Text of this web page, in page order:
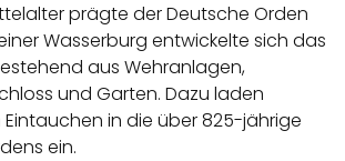
prägte der Deutsche Orden
Wasserburg entwickelte sich das
aus Wehranlagen,
und Garten. Dazu laden
in die über 825-jährige
ein.